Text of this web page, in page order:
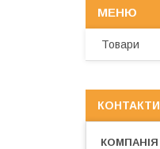
Товари
КОНТАКТИ